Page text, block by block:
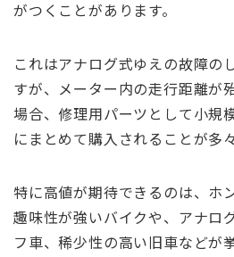
がつくことがあります。
これはアナログ式ゆえの故障の
すが、メーター内の走行距離が
場合、修理用パーツとして小規
にまとめて購入されることが多
特に高値が期待できるのは、ホ
趣味性が強いバイクや、アナロ
フ車、稀少性の高い旧車などが